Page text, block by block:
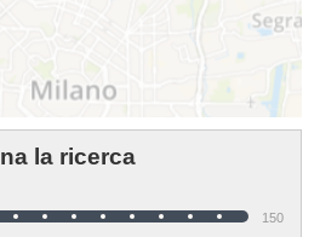
la ricerca
150